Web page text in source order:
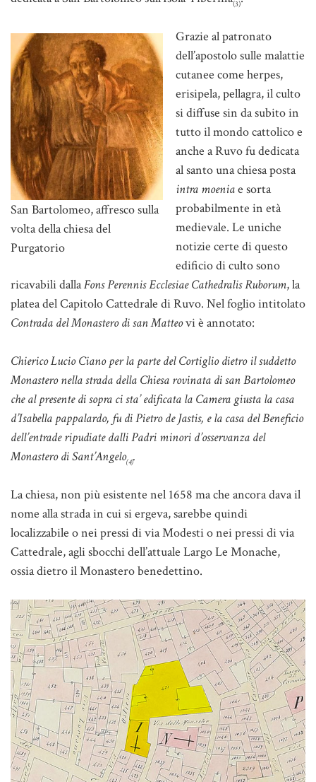
(3)
San Bartolomeo, affresco sulla
volta della chiesa del
Purgatorio
Grazie al patronato
dell’apostolo sulle malattie
cutanee come herpes,
erisipela, pellagra, il culto
si diffuse sin da subito in
tutto il mondo cattolico e
anche a Ruvo fu dedicata
al santo una chiesa posta
intra moeniae sorta
probabilmente in età
medievale. Le uniche
notizie certe di questo
edificio di culto sono
ricavabili dallaFons Perennis Ecclesiae Cathedralis Ruborum, la
platea del Capitolo Cattedrale di Ruvo. Nel foglio intitolato
Contrada del Monastero di san Matteovi è annotato:
Chierico Lucio Ciano per la parte del Cortiglio dietro il suddetto
Monastero nella strada della Chiesa rovinata di san Bartolomeo
che al presente di sopra ci sta’ edificata la Camera giusta la casa
d’Isabella pappalardo, fu di Pietro de Jastis, e la casa del Beneficio
dell’entrade ripudiate dalli Padri minori d’osservanza del
Monastero di Sant’Angelo(4).
La chiesa, non più esistente nel 1658 ma che ancora dava il
nome alla strada in cui si ergeva, sarebbe quindi
localizzabile o nei pressi di via Modesti o nei pressi di via
Cattedrale, agli sbocchi dell’attuale Largo Le Monache,
ossia dietro il Monastero benedettino.